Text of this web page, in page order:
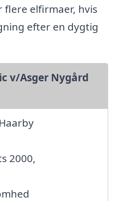
elfirmaer, hvis
efter en dygtig
v/Asger Nygård
2000,